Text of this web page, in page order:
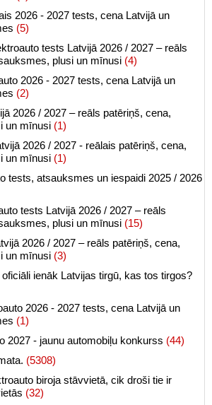
2026 - 2027 tests, cena Latvijā un
(5)
tests Latvijā 2026 / 2027 – reāls
plusi un mīnusi (4)
2026 - 2027 tests, cena Latvijā un
(2)
2026 / 2027 – reāls patēriņš, cena,
un mīnusi (1)
2026 / 2027 - reālais patēriņš, cena,
un mīnusi (1)
tests, atsauksmes un iespaidi 2025 / 2026
tests Latvijā 2026 / 2027 – reāls
plusi un mīnusi (15)
2026 / 2027 – reāls patēriņš, cena,
un mīnusi (3)
ienāk Latvijas tirgū, kas tos tirgos?
2026 - 2027 tests, cena Latvijā un
(1)
2027 - jaunu automobiļu konkurss (44)
(5308)
biroja stāvvietā, cik droši tie ir
(32)